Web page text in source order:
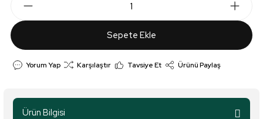
Sepete Ekle
Yorum Yap Karşılaştır Tavsiye Et Ürünü Paylaş
Ürün Bilgisi